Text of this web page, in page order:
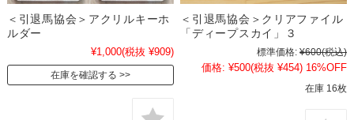
＜引退馬協会＞アクリルキーホ
ルダー
¥1,000(税抜 ¥909)
在庫を確認する
＜引退馬協会＞クリアファイル
「ディープスカイ」３
標準価格: ¥600(税込)
価格: ¥500(税抜 ¥454) 16%OFF
在庫 16枚